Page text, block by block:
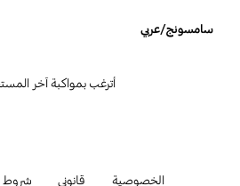
سامسونج/عربي
الخصوصية قانوني شروط
أترغب بمواكبة آخر